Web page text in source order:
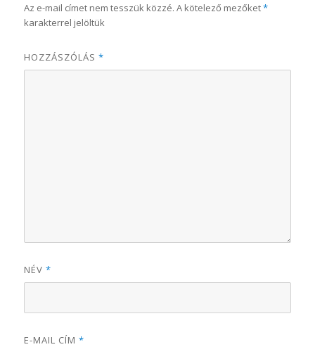
Az e-mail címet nem tesszük közzé. A kötelező mezőket*
karakterrel jelöltük
HOZZÁSZÓLÁS*
NÉV*
E-MAIL CÍM*